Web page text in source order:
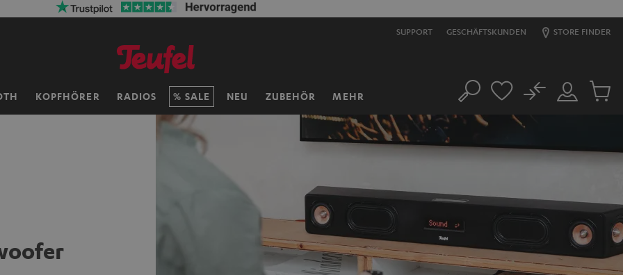
SUPPORT GESCHÄFTSKUNDEN STORE FINDER
KOPFHÖRER RADIOS SALE NEU ZUBEHÖR MEHR Suche
Mein
No
Artikel